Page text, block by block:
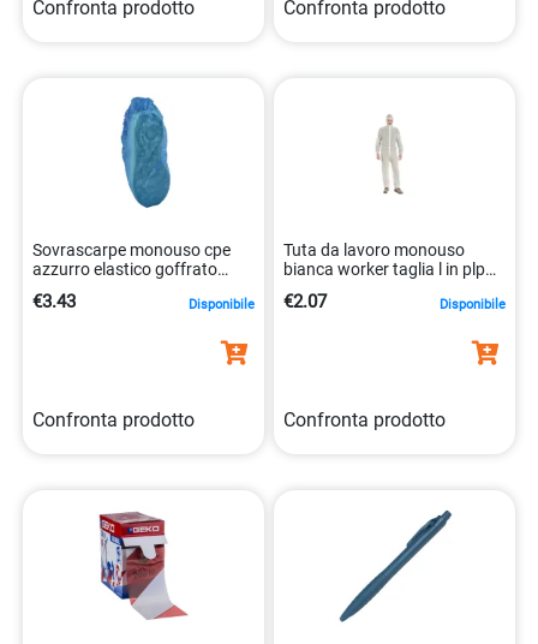
Sovrascarpe monouso cpe
azzurro elastico goffrato
worker taglia unica
8057714900104
€3.43 Disponibile
Confronta prodotto
Tuta da lavoro monouso
bianca worker taglia l in plp
antipolvere 8057714901002
€2.07 Disponibile
Confronta prodotto